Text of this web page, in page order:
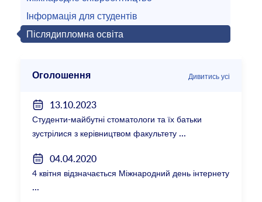
Інформація для студентів
Післядипломна освіта
Оголошення Дивитись усі
13.10.2023
Студенти-майбутні стоматологи та їх батьки
зустрілися з керівництвом факультету
04.04.2020
4 квітня відзначається Міжнародний день інтернету